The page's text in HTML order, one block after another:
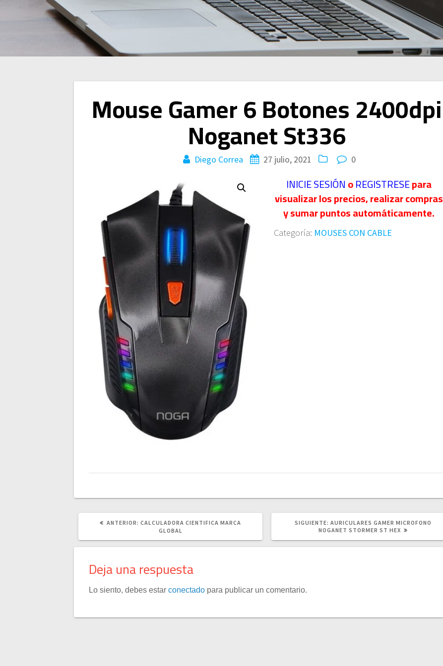
Mouse Gamer 6 Botones 2400dpi
Noganet St336
Diego Correa 27 julio, 2021 0
INICIE SESIÓNoREGISTRESEpara
visualizar los precios, realizar compras
y sumar puntos automáticamente.
Categoría: MOUSES CON CABLE
Navegación
ANTERIOR: POST
ANTERIOR:
CALCULADORA CIENTIFICA MARCA
GLOBAL
SIGUIENTE: SIGUIENTE
POST:
AURICULARES GAMER MICROFONO
NOGANET STORMER ST HEX
Deja una respuesta
Lo siento, debes estarconectado para publicar un comentario.